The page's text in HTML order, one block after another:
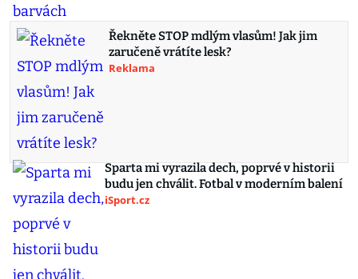
Řekněte STOP mdlým vlasům! Jak jim
zaručeně vrátíte lesk?
Reklama
Sparta mi vyrazila dech, poprvé v historii
budu jen chválit. Fotbal v moderním balení
iSport.cz